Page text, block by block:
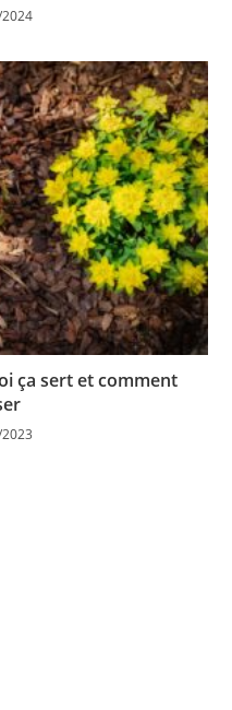
ça sert et comment